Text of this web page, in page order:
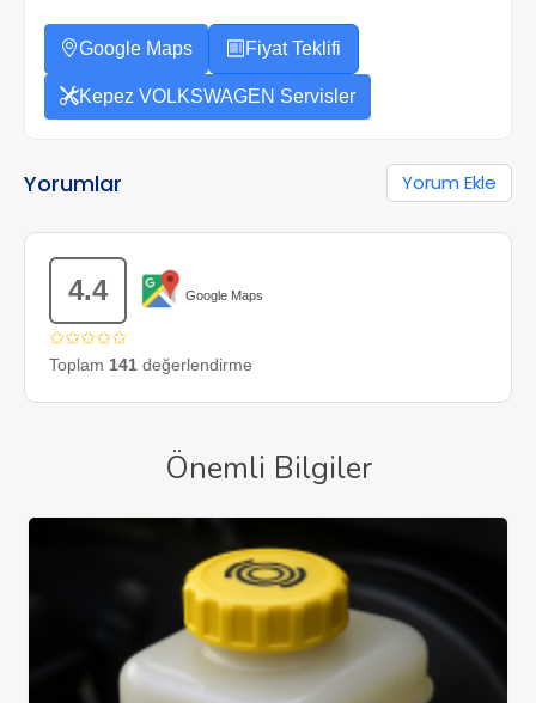
Google Maps Fiyat Teklifi
Kepez VOLKSWAGEN Servisler
Yorumlar Yorum Ekle
4.4 Google Maps
✩✩✩✩✩
Toplam 141 değerlendirme
Önemli Bilgiler